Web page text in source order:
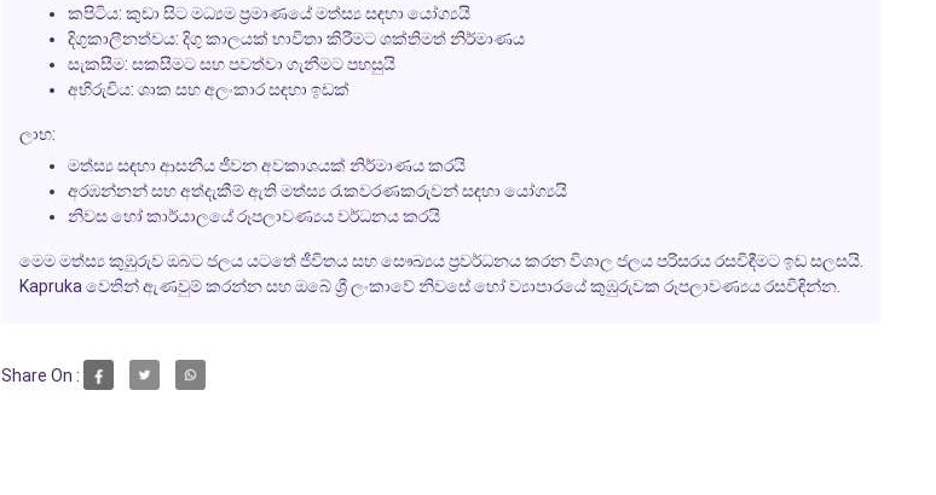
කපිටිය: කුඩා සිට මධ්‍යම ප්‍රමාණයේ මත්ස්‍ය සඳහා යෝග්‍යයි
දිගුකාලීනත්වය: දිගු කාලයක් භාවිතා කිරීමට ශක්තිමත් නිර්මාණය
සැකසීම: සකසීමට සහ පවත්වා ගැනීමට පහසුයි
අභිරුචිය: ශාක සහ අලංකාර සඳහා ඉඩක්
ලාභ:
මත්ස්‍ය සඳහා ආසනීය ජීවන අවකාශයක් නිර්මාණය කරයි
අරඹන්නන් සහ අත්දැකීම් ඇති මත්ස්‍ය රැකවරණකරුවන් සඳහා යෝග්‍යයි
නිවස හෝ කාර්යාලයේ රූපලාවණ්‍යය වර්ධනය කරයි
මෙම මත්ස්‍ය කුඹුරුව ඔබට ජලය යටතේ ජීවිතය සහ සෞඛ්‍යය ප්‍රවර්ධනය කරන විශාල ජලය පරිසරය රසවිඳීමට ඉඩ සලසයි.
Kapruka වෙතින් ඇණවුම් කරන්න සහ ඔබේ ශ්‍රී ලංකාවේ නිවසේ හෝ ව්‍යාපාරයේ කුඹුරුවක රූපලාවණ්‍යය රසවිඳින්න.
Share On :